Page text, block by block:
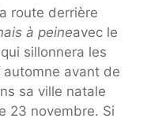
route derrière
à peineavec le
sillonnera les
avant de
sa ville natale
23 novembre. Si